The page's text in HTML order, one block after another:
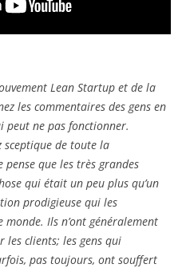
Lean Startup et de la
les commentaires des gens en
ne pas fonctionner.
sceptique de toute la
que les très grandes
qui était un peu plus qu’un
prodigieuse qui les
Ils n’ont généralement
les clients; les gens qui
pas toujours, ont souffert